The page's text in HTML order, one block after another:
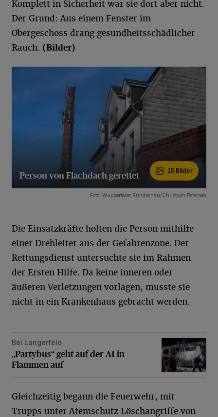
Komplett in Sicherheit war sie dort aber nicht.
Der Grund: Aus einem Fenster im
Obergeschoss drang gesundheitsschädlicher
Rauch. (Bilder)
Person von Flachdach gerettet 15 Bilder
Foto: Wuppertaler Rundschau/Christoph Petersen
Die Einsatzkräfte holten die Person mithilfe
einer Drehleiter aus der Gefahrenzone. Der
Rettungsdienst untersuchte sie im Rahmen
der Ersten Hilfe. Da keine inneren oder
äußeren Verletzungen vorlagen, musste sie
nicht in ein Krankenhaus gebracht werden.
„Partybus“ geht auf der A1 in Flammen auf
Bei Langerfeld
„Partybus“ geht auf der A1 in
Flammen auf
Gleichzeitig begann die Feuerwehr, mit
Trupps unter Atemschutz Löschangriffe von